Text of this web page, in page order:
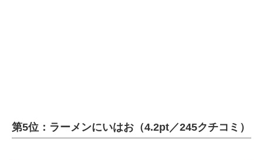
第5位：ラーメンにいはお（4.2pt／245クチコミ）